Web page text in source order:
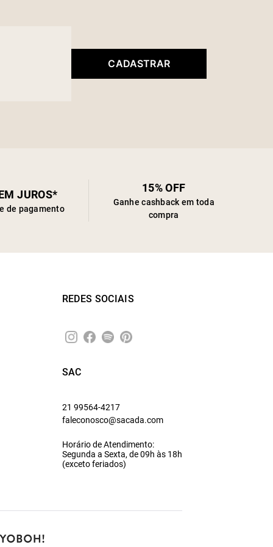
CADASTRAR
JUROS*
de pagamento
15% OFF
Ganhe cashback em toda
compra
REDES SOCIAIS
SAC
21 99564-4217
faleconosco@sacada.com
Horário de Atendimento:
Segunda a Sexta, de 09h às 18h
(exceto feriados)